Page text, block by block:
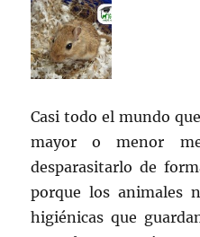
Casi todo el mundo
mayor o menor
desparasitarlo de
porque los animales
higiénicas que